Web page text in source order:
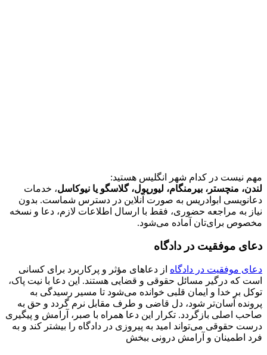
مهم نیست در کدام شهر انگلیس هستید:
لندن، منچستر، بیرمنگام، لیورپول، گلاسگو یا نیوکاسل، خدمات
دعانویسی ابوادریس به صورت آنلاین در دسترس شماست. بدون
نیاز به مراجعه حضوری، فقط با ارسال اطلاعات لازم، دعا و نسخه
مخصوص برای‌تان آماده می‌شود.
دعای موفقیت در دادگاه
دعای موفقیت در دادگاه از دعاهای مؤثر و پرکاربرد برای کسانی
است که درگیر مسائل حقوقی و قضایی هستند. این دعا با نیت پاک،
توکل بر خدا و ایمان قلبی خوانده می‌شود تا مسیر رسیدگی به
پرونده آسان‌تر شود، دل قاضی و طرف مقابل نرم گردد و حق به
صاحب اصلی بازگردد. تکرار این دعا همراه با صبر، آرامش و پیگیری
درست حقوقی می‌تواند امید به پیروزی در دادگاه را بیشتر کند و به
فرد اطمینان و آرامش درونی ببخش